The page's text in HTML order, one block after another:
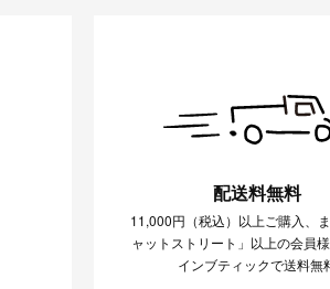
配送料無料
11,000円（税込）以上ご購入、
ャットストリート」以上の会員
インブティックで送料無